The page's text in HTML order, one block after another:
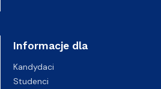
Informacje dla
Kandydaci
Studenci